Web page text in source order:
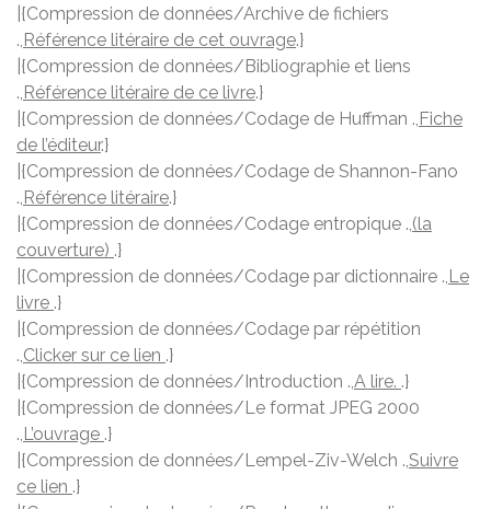
|{Compression de données/Archive de fichiers
., Référence litéraire de cet ouvrage.}
|{Compression de données/Bibliographie et liens
., Référence litéraire de ce livre.}
|{Compression de données/Codage de Huffman ., Fiche
de l’éditeur.}
|{Compression de données/Codage de Shannon-Fano
., Référence litéraire.}
|{Compression de données/Codage entropique .,(la
couverture) .}
|{Compression de données/Codage par dictionnaire ., Le
livre .}
|{Compression de données/Codage par répétition
.,Clicker sur ce lien .}
|{Compression de données/Introduction .,A lire. .}
|{Compression de données/Le format JPEG 2000
., L’ouvrage .}
|{Compression de données/Lempel-Ziv-Welch .,Suivre
ce lien .}